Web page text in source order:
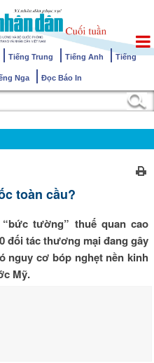
Tiếng Trung Tiếng Anh Tiếng
Nga Đọc Báo In
toàn cầu?
tường” thuế quan cao
đối tác thương mại đang gây
nguy cơ bóp nghẹt nền kinh
Mỹ.